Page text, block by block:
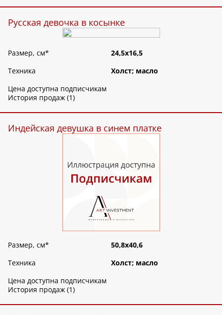
Русская девочка в косынке
Размер, см*
24,5х16,5
Техника
Холст; масло
Цена доступна подписчикам
История продаж (1)
Индейская девушка в синем платке
Размер, см*
50,8х40,6
Техника
Холст; масло
Цена доступна подписчикам
История продаж (1)